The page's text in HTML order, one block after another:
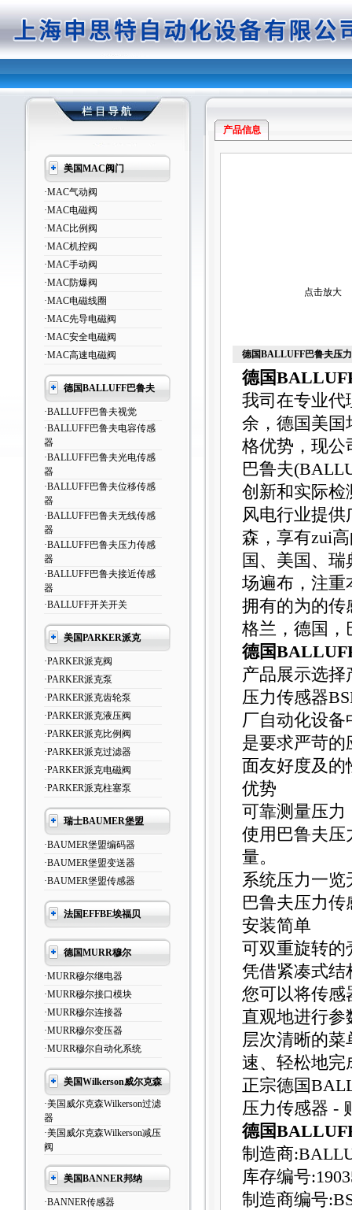
美国MAC阀门
·MAC气动阀
·MAC电磁阀
·MAC比例阀
·MAC机控阀
·MAC手动阀
·MAC防爆阀
·MAC电磁线圈
·MAC先导电磁阀
·MAC安全电磁阀
·MAC高速电磁阀
德国BALLUFF巴鲁夫
·BALLUFF巴鲁夫视觉
·BALLUFF巴鲁夫电容传感
器
·BALLUFF巴鲁夫光电传感
器
·BALLUFF巴鲁夫位移传感
器
·BALLUFF巴鲁夫无线传感
器
·BALLUFF巴鲁夫压力传感
器
·BALLUFF巴鲁夫接近传感
器
·BALLUFF开关开关
美国PARKER派克
·PARKER派克阀
·PARKER派克泵
·PARKER派克齿轮泵
·PARKER派克液压阀
·PARKER派克比例阀
·PARKER派克过滤器
·PARKER派克电磁阀
·PARKER派克柱塞泵
瑞士BAUMER堡盟
·BAUMER堡盟编码器
·BAUMER堡盟变送器
·BAUMER堡盟传感器
法国EFFBE埃福贝
德国MURR穆尔
·MURR穆尔继电器
·MURR穆尔接口模块
·MURR穆尔连接器
·MURR穆尔变压器
·MURR穆尔自动化系统
美国Wilkerson威尔克森
·美国威尔克森Wilkerson过滤
器
·美国威尔克森Wilkerson减压
阀
美国BANNER邦纳
·BANNER传感器
产品信息
点击放大
德国BALLUFF巴鲁夫压
德国
我司在专业代
余，德国美国
格优势，现公
巴鲁夫
创新和实际检
风电行业提
森，享有zui
国、美国、
场遍布，注重
拥有的为的传
格兰，德国，
德国
产品展示选择
压力传感器
厂自动化设备
是要求严苛的
面友好度及的
优势
可靠测量压力
使用巴鲁夫压
量。
系统压力一
巴鲁夫压力
安装简单
可双重旋转的
凭借紧凑式
您可以将传感
直观地进行
层次清晰的
速、轻松地完
正宗德国
压力传感器 -
德国
制造商
库存编号
制造商编号